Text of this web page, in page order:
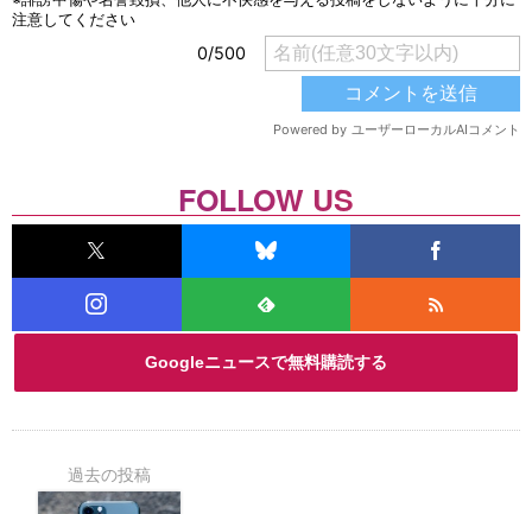
Googleニュースで無料購読する
FOLLOW US